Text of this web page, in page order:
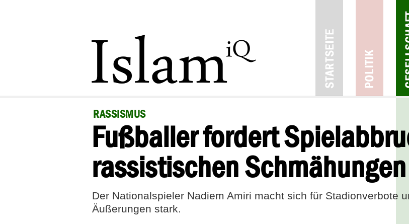
RASSISMUS
Fußballer fordert
rassistischen Schmähungen
Der Nationalspieler Nadiem Amiri macht sich für Stadionverbote
Äußerungen stark.